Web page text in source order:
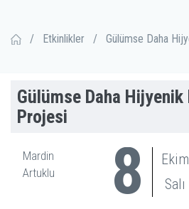
/ Etkinlikler / Gülümse Daha
Gülümse Daha
Projesi
8
Ekim
Salı
Mardin
Artuklu